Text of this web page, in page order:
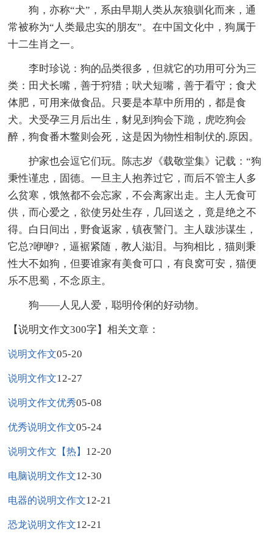
狗，亦称“犬”，系由早期人类从灰狼驯化而来，通
常被称为“人类最忠实的朋友”。在中国文化中，狗属于
十二生肖之一。
李时珍说：狗的品类很多，但就它的功用可分为三
类：田犬长嘴，善于狩猎；吠犬短嘴，善于看守；食犬
体肥，可用来做食品。只要是本草中所用的，都是食
犬。犬受孕三月后出生，豺见到狗会下跪，虎吃狗会
醉，狗食番木鳖则会死，这是因为物性相制伏的.原因。
护家也会逗它们玩。陈志岁《载敬堂集》记载：“狗
秉性谨忠，固德。一旦主人抱养过它，而后不管主人多
么贫寒，饿煞都不会忘家，不会离家出走。主人无食可
供，而心爱之，欲使另处生存，几回送之，竟是绝之不
得。白日间出，野食返家，镇夜警门。主人跋涉谋生，
它总?咿咿?，逼裾紧随，教人滋泪。与狗相比，猫则秉
性大不如狗，但要谁家有美食可口，有良窝可安，猫便
乐不思蜀，不念原主。
狗——人见人爱，聪明伶俐的好动物。
【说明文作文300字】相关文章：
说明文作文05-20
说明文作文12-27
说明文作文优秀05-08
优秀说明文作文05-24
说明文作文【热】 12-20
电脑说明文作文12-30
电器的说明文作文12-21
恐龙说明文作文12-21